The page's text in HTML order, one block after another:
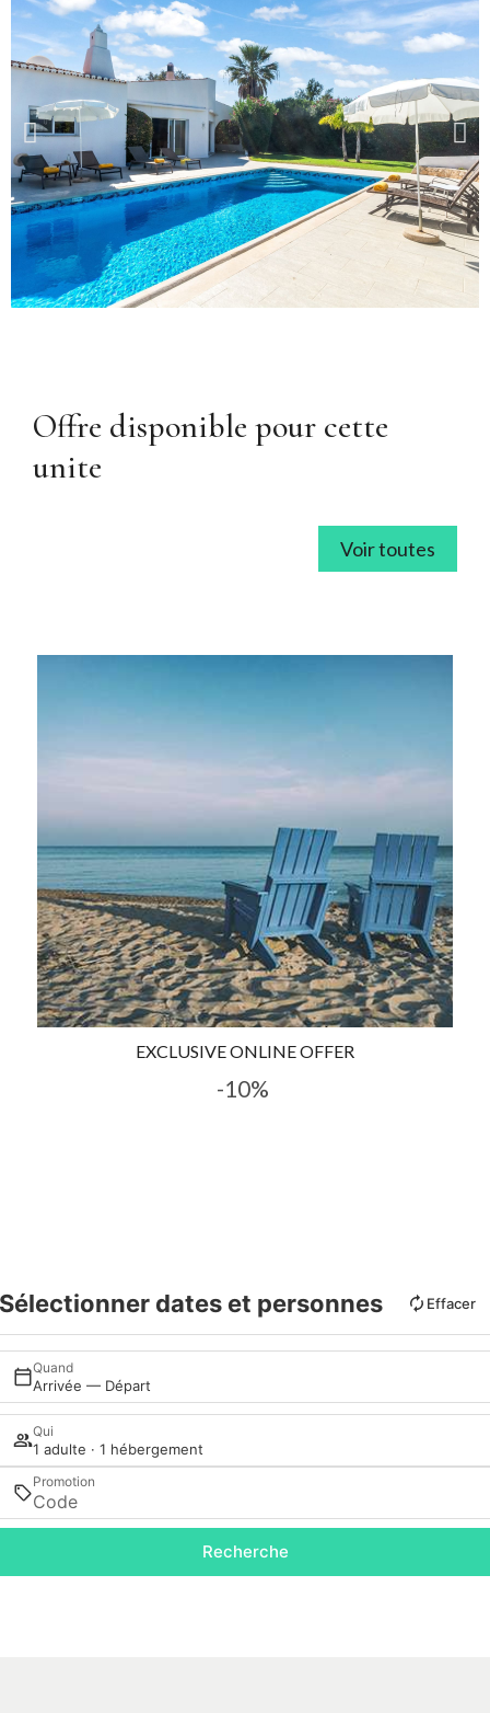
Offre disponible pour cette
unite
Voir toutes
EXCLUSIVE ONLINE OFFER
-10%
Sélectionner dates et personnes Effacer
Quand
Arrivée — Départ
Qui
1 adulte · 1 hébergement
Promotion
Recherche